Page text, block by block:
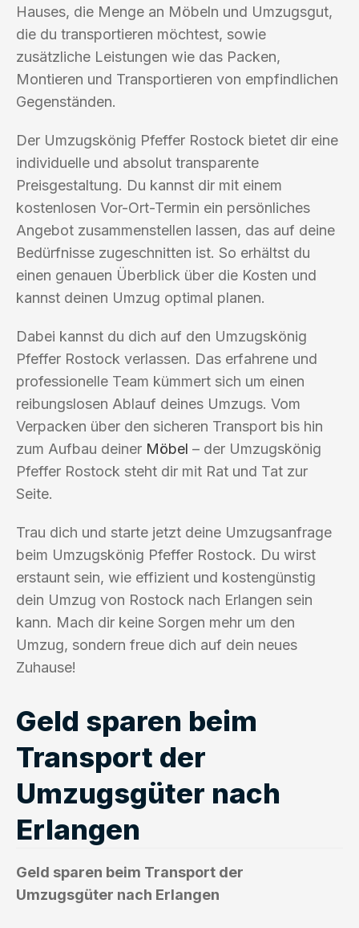
Hauses, die Menge an Möbeln und Umzugsgut,
die du transportieren möchtest, sowie
zusätzliche Leistungen wie das Packen,
Montieren und Transportieren von empfindlichen
Gegenständen.
Der Umzugskönig Pfeffer Rostock bietet dir eine
individuelle und absolut transparente
Preisgestaltung. Du kannst dir mit einem
kostenlosen Vor-Ort-Termin ein persönliches
Angebot zusammenstellen lassen, das auf deine
Bedürfnisse zugeschnitten ist. So erhältst du
einen genauen Überblick über die Kosten und
kannst deinen Umzug optimal planen.
Dabei kannst du dich auf den Umzugskönig
Pfeffer Rostock verlassen. Das erfahrene und
professionelle Team kümmert sich um einen
reibungslosen Ablauf deines Umzugs. Vom
Verpacken über den sicheren Transport bis hin
zum Aufbau deiner Möbel – der Umzugskönig
Pfeffer Rostock steht dir mit Rat und Tat zur
Seite.
Trau dich und starte jetzt deine Umzugsanfrage
beim Umzugskönig Pfeffer Rostock. Du wirst
erstaunt sein, wie effizient und kostengünstig
dein Umzug von Rostock nach Erlangen sein
kann. Mach dir keine Sorgen mehr um den
Umzug, sondern freue dich auf dein neues
Zuhause!
Geld sparen beim
Transport der
Umzugsgüter nach
Erlangen
Geld sparen beim Transport der
Umzugsgüter nach Erlangen